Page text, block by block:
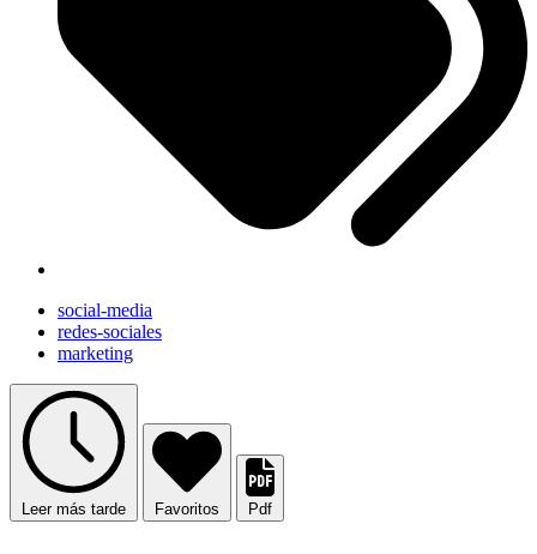
social-media
redes-sociales
marketing
Leer más tarde Favoritos Pdf